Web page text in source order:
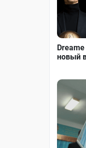
новый